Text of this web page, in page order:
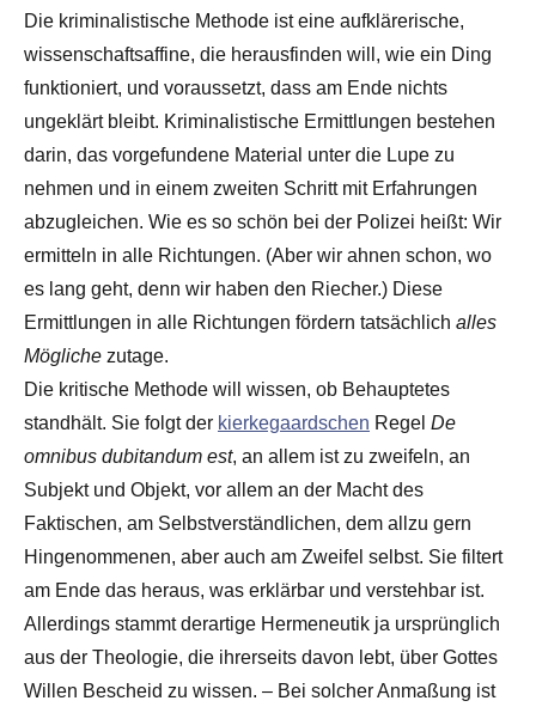
Die kriminalistische Methode ist eine aufklärerische,
wissenschaftsaffine, die herausfinden will, wie ein Ding
funktioniert, und voraussetzt, dass am Ende nichts
ungeklärt bleibt. Kriminalistische Ermittlungen bestehen
darin, das vorgefundene Material unter die Lupe zu
nehmen und in einem zweiten Schritt mit Erfahrungen
abzugleichen. Wie es so schön bei der Polizei heißt: Wir
ermitteln in alle Richtungen. (Aber wir ahnen schon, wo
es lang geht, denn wir haben den Riecher.) Diese
Ermittlungen in alle Richtungen fördern tatsächlich alles
Mögliche zutage.
Die kritische Methode will wissen, ob Behauptetes
standhält. Sie folgt der kierkegaardschen Regel De
omnibus dubitandum est, an allem ist zu zweifeln, an
Subjekt und Objekt, vor allem an der Macht des
Faktischen, am Selbstverständlichen, dem allzu gern
Hingenommenen, aber auch am Zweifel selbst. Sie filtert
am Ende das heraus, was erklärbar und verstehbar ist.
Allerdings stammt derartige Hermeneutik ja ursprünglich
aus der Theologie, die ihrerseits davon lebt, über Gottes
Willen Bescheid zu wissen. – Bei solcher Anmaßung ist